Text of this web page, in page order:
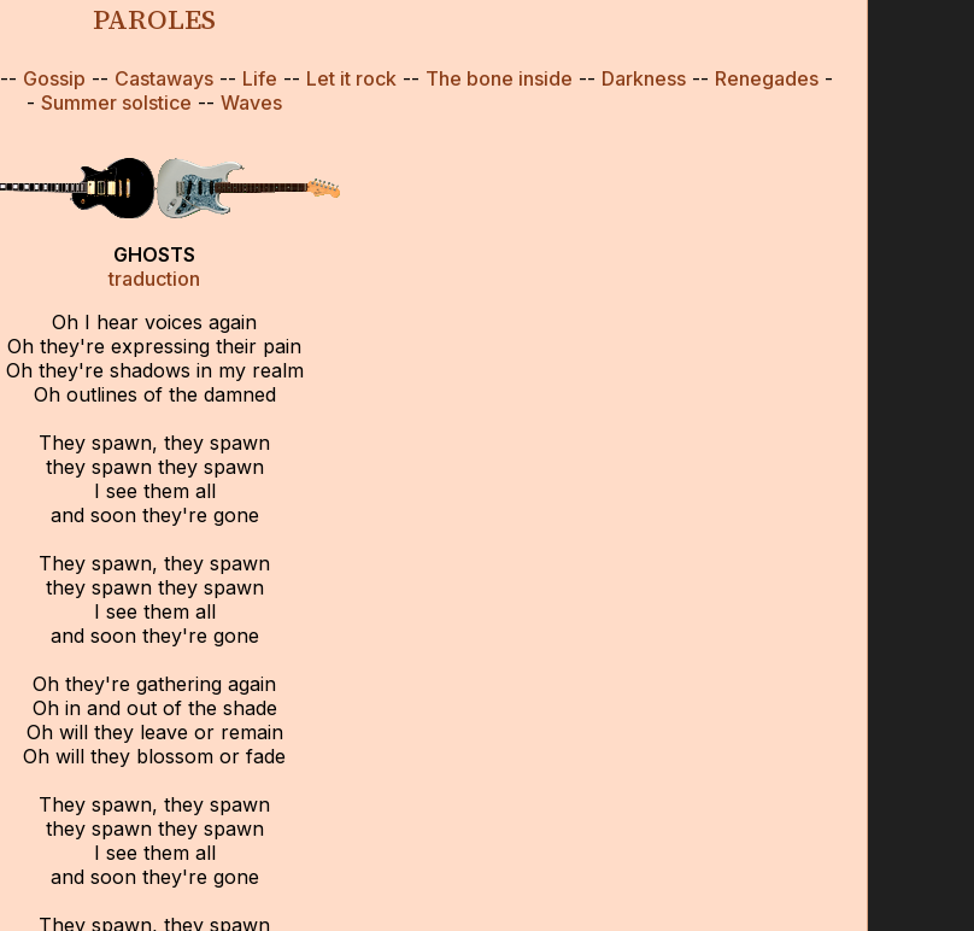
PAROLES
-- Gossip -- Castaways -- Life -- Let it rock -- The bone inside -- Darkness -- Renegades -
- Summer solstice -- Waves
GHOSTS
traduction
Oh I hear voices again
Oh they're expressing their pain
Oh they're shadows in my realm
Oh outlines of the damned
They spawn, they spawn
they spawn they spawn
I see them all
and soon they're gone
They spawn, they spawn
they spawn they spawn
I see them all
and soon they're gone
Oh they're gathering again
Oh in and out of the shade
Oh will they leave or remain
Oh will they blossom or fade
They spawn, they spawn
they spawn they spawn
I see them all
and soon they're gone
They spawn, they spawn